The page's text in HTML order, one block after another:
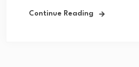
Continue Reading